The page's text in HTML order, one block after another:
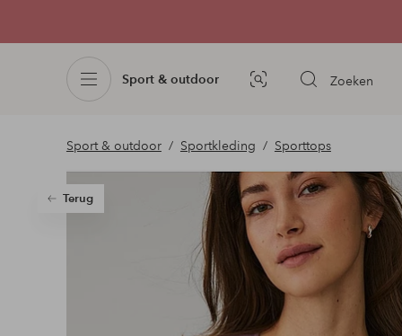
Sport & outdoor
Afbeelding
Zoeken
Sport & outdoor Sportkleding Sporttops
Terug